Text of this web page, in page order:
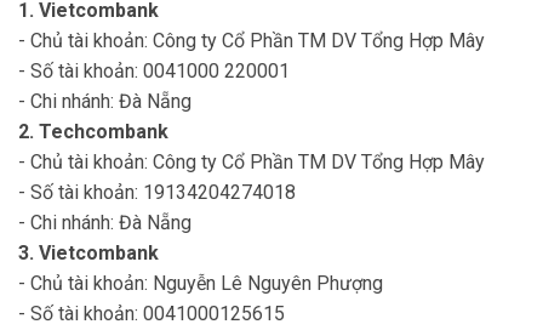
1. Vietcombank
- Chủ tài khoản: Công ty Cổ Phần TM DV Tổng Hợp Mây
- Số tài khoản: 0041000 220001
- Chi nhánh: Đà Nẵng
2. Techcombank
- Chủ tài khoản: Công ty Cổ Phần TM DV Tổng Hợp Mây
- Số tài khoản: 19134204274018
- Chi nhánh: Đà Nẵng
3. Vietcombank
- Chủ tài khoản: Nguyễn Lê Nguyên Phượng
- Số tài khoản: 0041000125615